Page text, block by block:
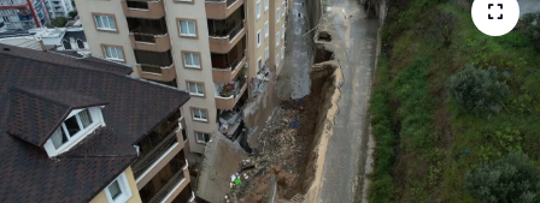
Gündem
Sağlık
Eğitim
Haber Arşivi